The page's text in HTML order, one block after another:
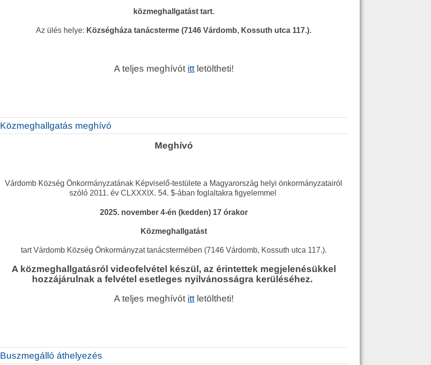
közmeghallgatást tart.
Az ülés helye: Községháza tanácsterme (7146 Várdomb, Kossuth utca 117.).
A teljes meghívót ittletöltheti!
Közmeghallgatás meghívó
Meghívó
Várdomb Község Önkormányzatának Képviselő-testülete a Magyarország helyi önkormányzatairól
szóló 2011. év CLXXXIX. 54. $-ában foglaltakra figyelemmel
2025. november 4-én (kedden) 17 órakor
Közmeghallgatást
tart Várdomb Község Önkormányzat tanácstermében (7146 Várdomb, Kossuth utca 117.).
A közmeghallgatásról videofelvétel készül, az érintettek megjelenésükkel
hozzájárulnak a felvétel esetleges nyilvánosságra kerüléséhez.
A teljes meghívót ittletöltheti!
Buszmegálló áthelyezés